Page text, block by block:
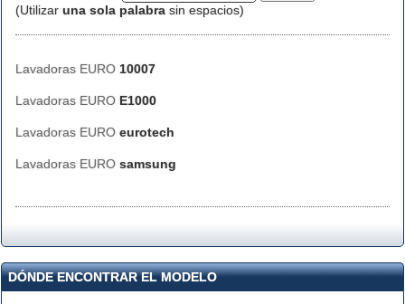
(Utilizar una sola palabra sin espacios)
Lavadoras EURO 10007
Lavadoras EURO E1000
Lavadoras EURO eurotech
Lavadoras EURO samsung
DÓNDE ENCONTRAR EL MODELO